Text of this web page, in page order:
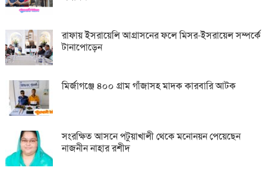
রাফায় ইসরায়েলি আগ্রাসনের ফলে মিসর-ইসরায়েল সম্পর্কে
টানাপোড়েন
মির্জাগঞ্জে ৪০০ গ্রাম গাঁজাসহ মাদক কারবারি আটক
সংরক্ষিত আসনে পটুয়াখালী থেকে মনোনয়ন পেয়েছেন
নাজনীন নাহার রশীদ